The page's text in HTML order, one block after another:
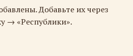
Добавьте их через
→ «Республики».